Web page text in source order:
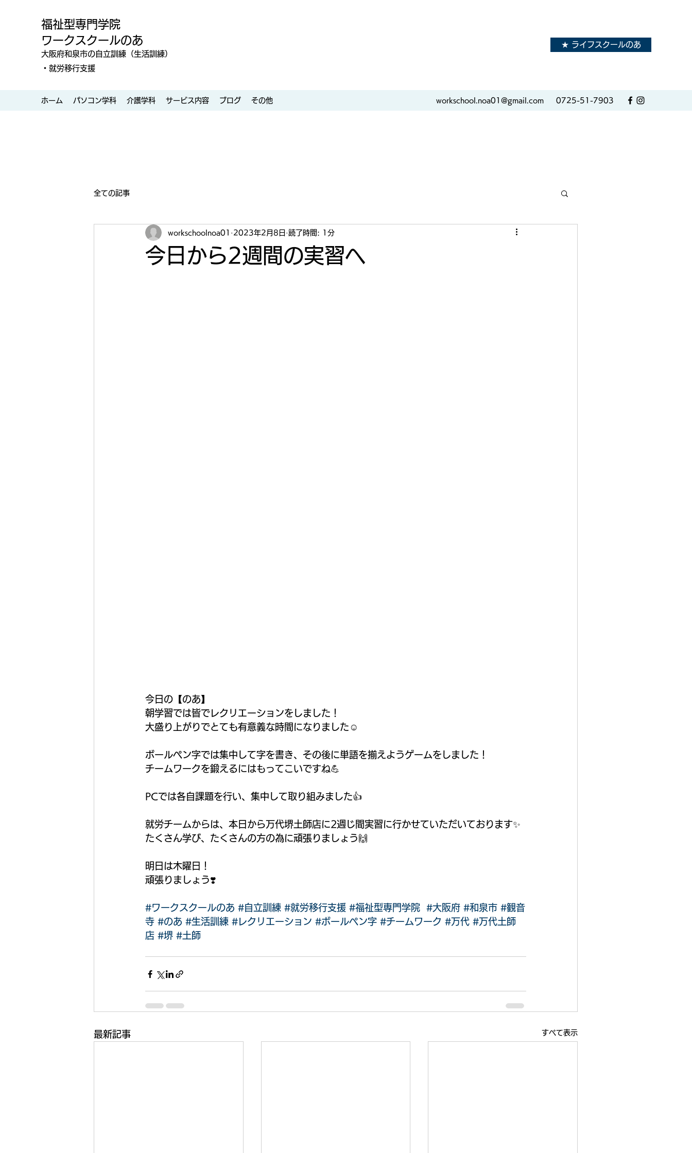
福祉型専門学院
ワークスクールのあ
大阪府和泉市の自立訓練（生活訓練）
・就労移行支援
★ ライフスクールのあ
ホーム パソコン学科 介護学科 サービス内容 ブログ その他 workschool.noa01@gmail.com 0725-51-7903
全ての記事
今日から2週間の実習へ
workschoolnoa01 2023年2月8日 読了時間: 1分
今日の【のあ】
朝学習では皆でレクリエーションをしました！
大盛り上がりでとても有意義な時間になりました☺️
ボールペン字では集中して字を書き、その後に単語を揃えようゲームをしました！
チームワークを鍛えるにはもってこいですね💪
PCでは各自課題を行い、集中して取り組みました👍
就労チームからは、本日から万代堺土師店に2週じ間実習に行かせていただいております✨
たくさん学び、たくさんの方の為に頑張りましょう🙌
明日は木曜日！
頑張りましょう❣️
#ワークスクールのあ #自立訓練 #就労移行支援 #福祉型専門学院 #大阪府 #和泉市 #観音
寺 #のあ #生活訓練 #レクリエーション #ボールペン字 #チームワーク #万代 #万代土師
店 #堺 #土師
最新記事 すべて表示